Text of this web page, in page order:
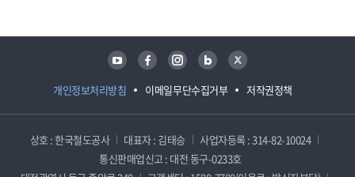
개인정보처리방침 이메일무단수집거부 저작권정책
유튜브 페이스북 인스타그램 블로그 트위터
상호 : 한국철도공사 대표자 : 김태승
사업자등록 : 314-82-10024
통신판매업신고 : 대전 동구-0233호